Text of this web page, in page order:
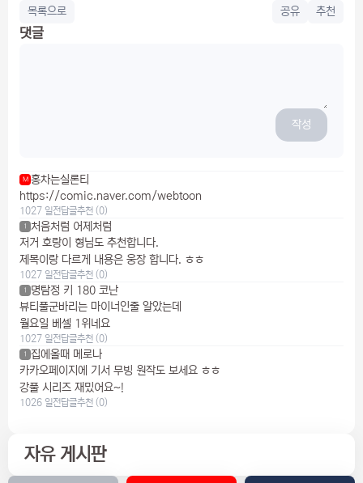
목록으로 공유 추천
댓글
작성
M 홍차는실론티
https://comic.naver.com/webtoon
1027 일전답글추천 (0)
1
처음처럼 어제처럼
저거 호랑이 형님도 추천합니다.
제목이랑 다르게 내용은 웅장 합니다. ㅎㅎ
1027 일전답글추천 (0)
1
명탐정 키 180 코난
뷰티풀군바리는 마이너인줄 알았는데
월요일 베셀 1위네요
1027 일전답글추천 (0)
1
집에올때 메로나
카카오페이지에 기서 무빙 원작도 보세요 ㅎㅎ
강풀 시리즈 재밌어요~!
1026 일전답글추천 (0)
자유 게시판